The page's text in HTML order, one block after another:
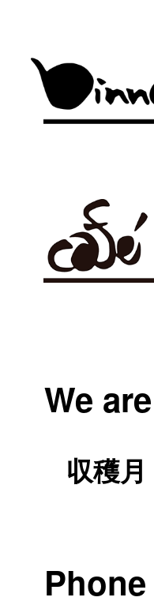
We are
収穫月
Phone